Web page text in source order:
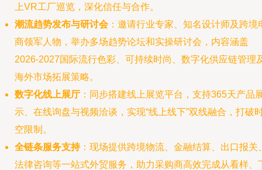
上VR工厂巡览，深化信任与合作。
潮流趋势发布与研讨会：邀请行业专家、知名设计师及跨境
商领军人物，举办多场趋势论坛和实操研讨会，内容涵盖
2026-2027国际流行色彩、可持续时尚、数字化供应链管理
海外市场拓展策略。
数字化线上展厅 ：同步搭建线上展览平台，支持365天产品
示、在线询盘与视频洽谈，实现“线上线下”双线融合，打破
空限制。
全链条服务支持：现场提供跨境物流、金融结算、出口报关
法律咨询等一站式外贸服务，助力采购商高效完成从看样、